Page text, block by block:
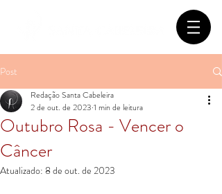
Post
Outubro Rosa - Vencer o
Câncer
Redação Santa Cabeleira
2 de out. de 2023 1 min de leitura
Atualizado: 8 de out. de 2023